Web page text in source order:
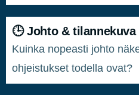
🕒 Johto & tilannekuva
Kuinka nopeasti johto
ohjeistukset todella ovat?